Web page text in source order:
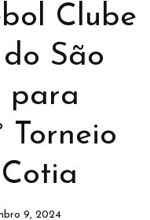
Clube
São
para
Torneio
9, 2024